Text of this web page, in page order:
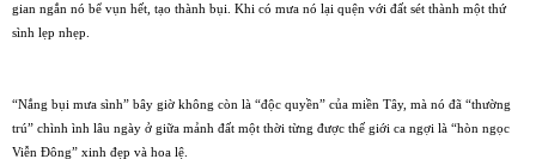
gian ngắn nó bể vụn hết, tạo thành bụi. Khi có mưa nó lại quện với đất sét thành một thứ
sình lẹp nhẹp.
“Nắng bụi mưa sình” bây giờ không còn là “độc quyền” của miền Tây, mà nó đã “thường
trú” chình ình lâu ngày ở giữa mảnh đất một thời từng được thế giới ca ngợi là “hòn ngọc
Viễn Ðông” xinh đẹp và hoa lệ.